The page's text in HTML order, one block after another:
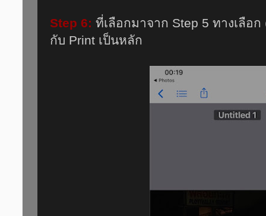
Step 6: ที่เลือกมาจาก Step 5 ทางเลือ
กับ Print เป็นหลัก